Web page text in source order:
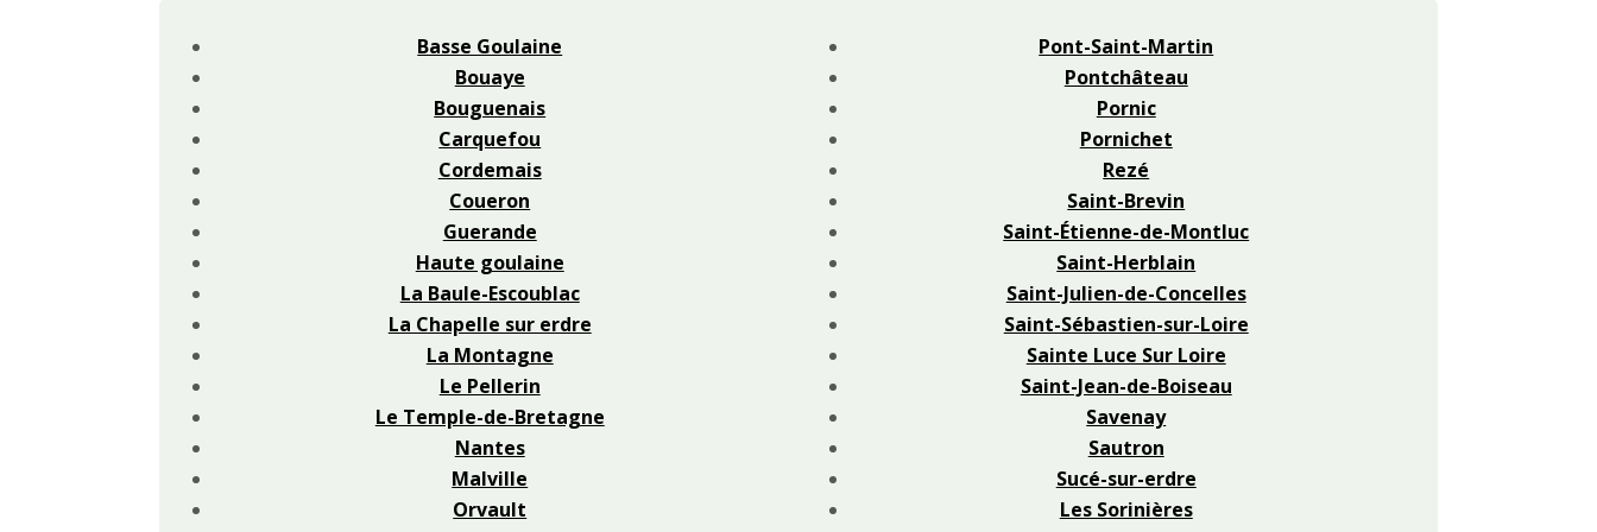
Basse Goulaine
Bouaye
Bouguenais
Carquefou
Cordemais
Coueron
Guerande
Haute goulaine
La Baule-Escoublac
La Chapelle sur erdre
La Montagne
Le Pellerin
Le Temple-de-Bretagne
Nantes
Malville
Orvault
Pont-Saint-Martin
Pontchâteau
Pornic
Pornichet
Rezé
Saint-Brevin
Saint-Étienne-de-Montluc
Saint-Herblain
Saint-Julien-de-Concelles
Saint-Sébastien-sur-Loire
Sainte Luce Sur Loire
Saint-Jean-de-Boiseau
Savenay
Sautron
Sucé-sur-erdre
Les Sorinières